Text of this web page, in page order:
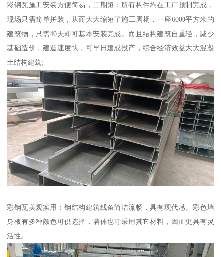
彩钢瓦施工安装方便简易，工期短：所有构件均在工厂预制完成，
现场只需简单拼装，从而大大缩短了施工周期，一座6000平方米的
建筑物，只需40天即可基本安装完成。而且结构建筑自重轻，减少
基础造价，建造速度快，可早日建成投产，综合经济效益大大混凝
土结构建筑;
彩钢瓦美观实用：钢结构建筑线条简洁流畅，具有现代感。彩色墙
身板有多种颜色可供选择，墙体也可采用其它材料，因而更具有灵
活性。